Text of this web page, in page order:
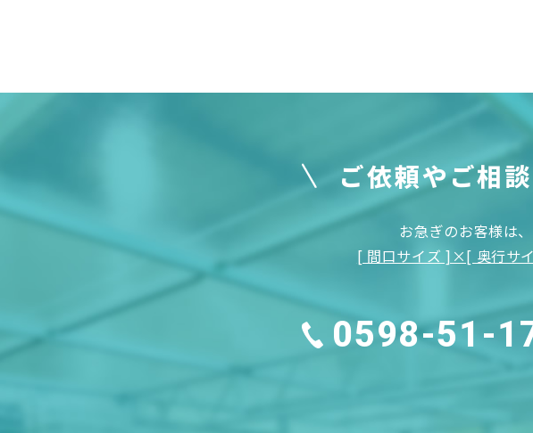
ご依頼やご相
お急ぎのお客様は
[ 間口サイズ ]×[ 奥行サ
0598-51-